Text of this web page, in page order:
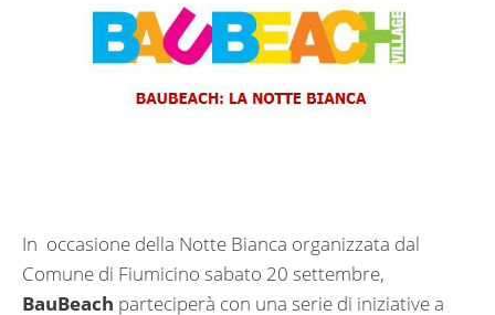
In occasione della Notte Bianca organizzata dal
Comune di Fiumicino sabato 20 settembre,
BauBeach parteciperà con una serie di iniziative a